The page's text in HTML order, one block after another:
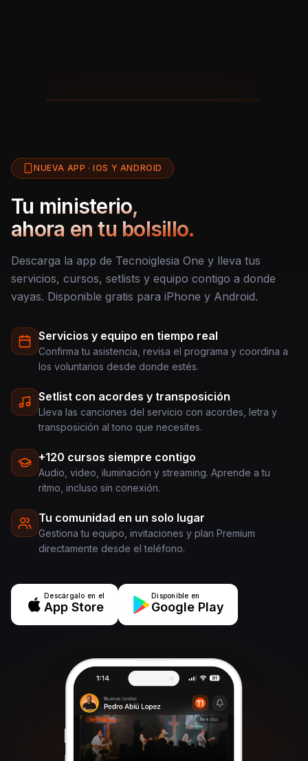
NUEVA APP · IOS Y ANDROID
Tu ministerio,
ahora en tu bolsillo.
Descarga la app de Tecnoiglesia One y lleva tus
servicios, cursos, setlists y equipo contigo a donde
vayas. Disponible gratis para iPhone y Android.
Servicios y equipo en tiempo real
Confirma tu asistencia, revisa el programa y coordina a
los voluntarios desde donde estés.
Setlist con acordes y transposición
Lleva las canciones del servicio con acordes, letra y
transposición al tono que necesites.
+120 cursos siempre contigo
Audio, video, iluminación y streaming. Aprende a tu
ritmo, incluso sin conexión.
Tu comunidad en un solo lugar
Gestiona tu equipo, invitaciones y plan Premium
directamente desde el teléfono.
Descárgalo en el
App Store
Disponible en
Google Play